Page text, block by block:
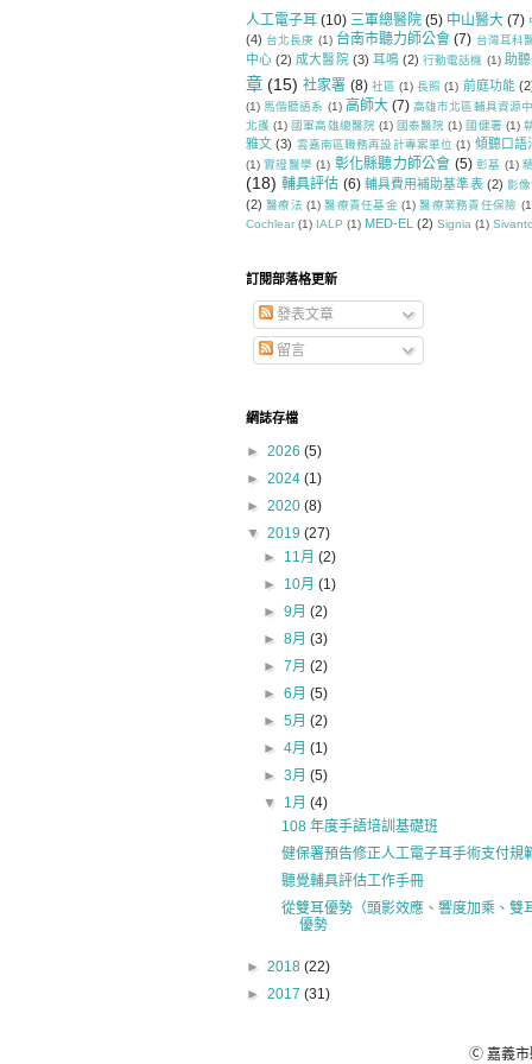
人工電子耳 (10) 三軍總醫院 (5) 中山醫大 (7)
(4) 台北長庚 (1) 台南市聽力師公會 (7) 台灣耳科
中心 (2) 成大醫院 (3) 耳鳴 (2) 行動電話機 (1) 助
章 (15) 社家署 (8) 社區 (1) 長照 (1) 前庭功能
(1) 馬偕聽語系 (1) 高師大 (7) 高雄市北區輔具資源
北護 (1) 國軍高雄總醫院 (1) 國泰醫院 (1) 國健署 (1)
雅文 (3) 雲嘉南區職務再設計專案單位 (1) 傾聽口語
(1) 實證醫學 (1) 彰化縣聽力師公會 (5) 彰基 (1)
(18) 輔具評估 (6) 輔具費用補助基準表 (2) 影
(2) 醫療法 (1) 醫療責任基金 (1) 醫療業務責任保險
Cochlear (1) IALP (1) MED-EL (2) Signia (1)
訂閱部落格更新
發表文章
留言
網誌存檔
► 2026 (5)
► 2024 (1)
► 2020 (8)
▼ 2019 (27)
► 11月(2)
► 10月(1)
►9月(2)
►8月(3)
►7月(2)
►6月(5)
►5月(2)
►4月(1)
►3月(5)
▼ 1月(4)
108 年度手語培訓基礎班
健保署預告修正人工電子耳手術支付規
聽覺輔具評估工作手冊
從雙耳優勢（頭影效應、響度加乘、雙
優勢
► 2018 (22)
► 2017 (31)
Ⓒ 嘉義市